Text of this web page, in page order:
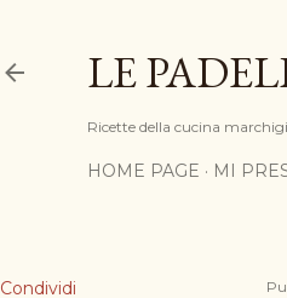
LE
Ricette della cucina
HOME PAGE MI
Condividi